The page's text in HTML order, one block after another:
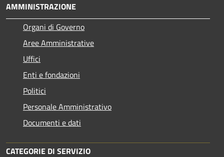
AMMINISTRAZIONE
Organi di Governo
Aree Amministrative
Uffici
Enti e fondazioni
Politici
Personale Amministrativo
Documenti e dati
CATEGORIE DI SERVIZIO